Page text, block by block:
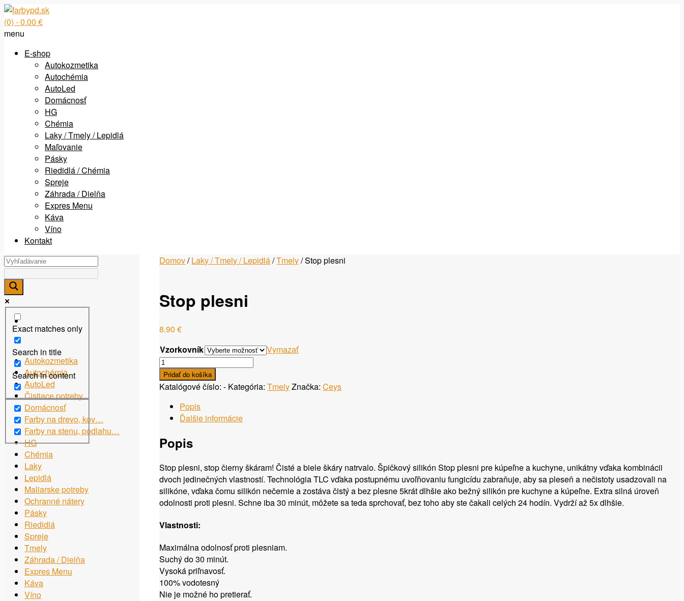
(0) - 0.00 €
menu
E-shop
Autokozmetika
Autochémia
AutoLed
Domácnosť
HG
Chémia
Laky / Tmely / Lepidlá
Maľovanie
Pásky
Riedidlá / Chémia
Spreje
Záhrada / Dielňa
Expres Menu
Káva
Víno
Kontakt
Domov/Laky / Tmely / Lepidlá/Tmely/ Stop plesni
Stop plesni
8.90€
Vzorkovník
Vymazať
množstvo
Stop
plesni
Pridať do košíka
Katalógové číslo:- Kategória:TmelyZnačka:Ceys
Popis
Ďalšie informácie
Popis
Stop plesni, stop čierny škáram! Čisté a biele škáry natrvalo. Špičkový silikón Stop plesni pre kúpeľne a kuchyne, unikátny vďaka kombinácii
dvoch jedinečných vlastností. Technológia TLC vďaka postupnému uvoľňovaniu fungicídu zabraňuje, aby sa pleseň a nečistoty usadzovali na
silikóne, vďaka čomu silikón nečernie a zostáva čistý a bez plesne 5krát dlhšie ako bežný silikón pre kuchyne a kúpeľne. Extra silná úroveň
odolnosti proti plesni. Schne iba 30 minút, môžete sa teda sprchovať, bez toho aby ste čakali celých 24 hodín. Vydrží až 5x dlhšie.
Vlastnosti:
Maximálna odolnosť proti plesniam.
Suchý do 30 minút.
Vysoká priľnavosť.
100% vodotesný
Nie je možné ho pretierať.
Exact matches only
Search in title
Search in content
Autokozmetika
Autochémia
AutoLed
Čistiace potreby
Domácnosť
Farby na drevo, kov…
Farby na stenu, podlahu…
HG
Chémia
Laky
Lepidlá
Maliarske potreby
Ochranné nátery
Pásky
Riedidlá
Spreje
Tmely
Záhrada / Dielňa
Expres Menu
Káva
Víno